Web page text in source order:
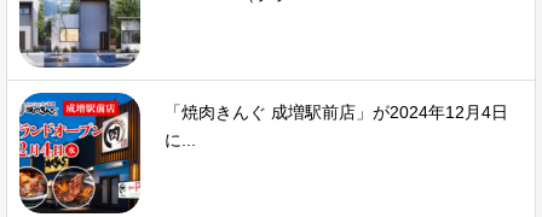
「焼肉きんぐ 成増駅前店」が2024年12月4日
に...